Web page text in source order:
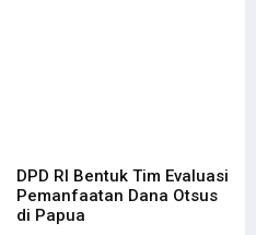
DPD RI Bentuk Tim Evaluasi
Pemanfaatan Dana Otsus
di Papua